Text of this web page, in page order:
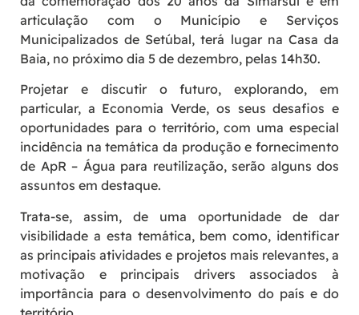
articulação com o Município e Serviços
Municipalizados de Setúbal, terá lugar na Casa da
Baia, no próximo dia 5 de dezembro, pelas 14h30.
Projetar e discutir o futuro, explorando, em
particular, a Economia Verde, os seus desafios e
oportunidades para o território, com uma especial
incidência na temática da produção e fornecimento
de ApR – Água para reutilização, serão alguns dos
assuntos em destaque.
Trata-se, assim, de uma oportunidade de dar
visibilidade a esta temática, bem como, identificar
as principais atividades e projetos mais relevantes, a
motivação e principais drivers associados à
importância para o desenvolvimento do país e do